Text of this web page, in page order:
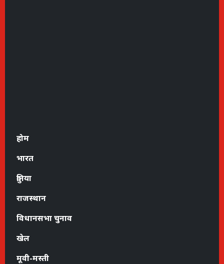
होम
भारत
दुनिया
राजस्थान
विधानसभा चुनाव
खेल
मूवी-मस्ती